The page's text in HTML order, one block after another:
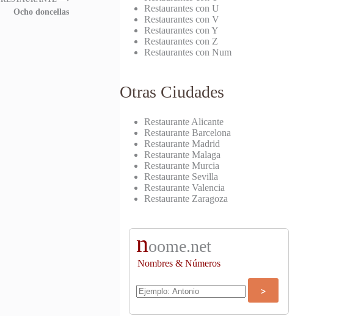
Ocho doncellas
Restaurantes con U
Restaurantes con V
Restaurantes con Y
Restaurantes con Z
Restaurantes con Num
Otras Ciudades
Restaurante Alicante
Restaurante Barcelona
Restaurante Madrid
Restaurante Malaga
Restaurante Murcia
Restaurante Sevilla
Restaurante Valencia
Restaurante Zaragoza
noome.net
Nombres & Números